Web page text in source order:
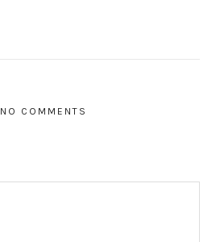
NO COMMENTS